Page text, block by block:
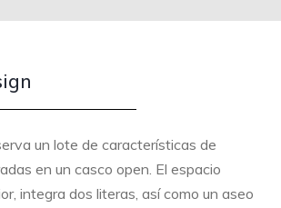
un lote de características de
en un casco open. El espacio
integra dos literas, así como un aseo